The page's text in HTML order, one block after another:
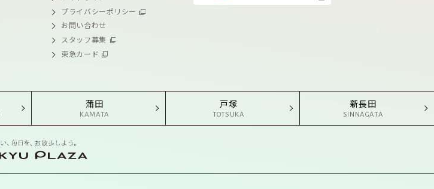
プライバシーポリシー
お問い合わせ
スタッフ募集
東急カード
蒲田
KAMATA
戸塚
TOTSUKA
新長田
SINNAGATA